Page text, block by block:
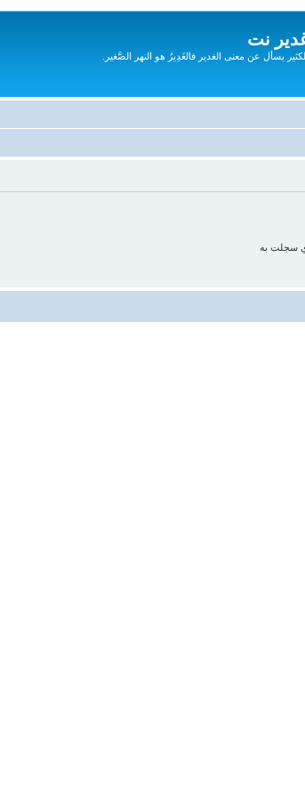
نت
يسأل عن معنى الغدير فالغَدِيرُ هو النهر الصَّغير.
سجلت به